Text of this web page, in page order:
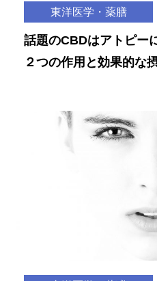
東洋医学・薬膳
話題のCBDはアトピー
２つの作用と効果的な